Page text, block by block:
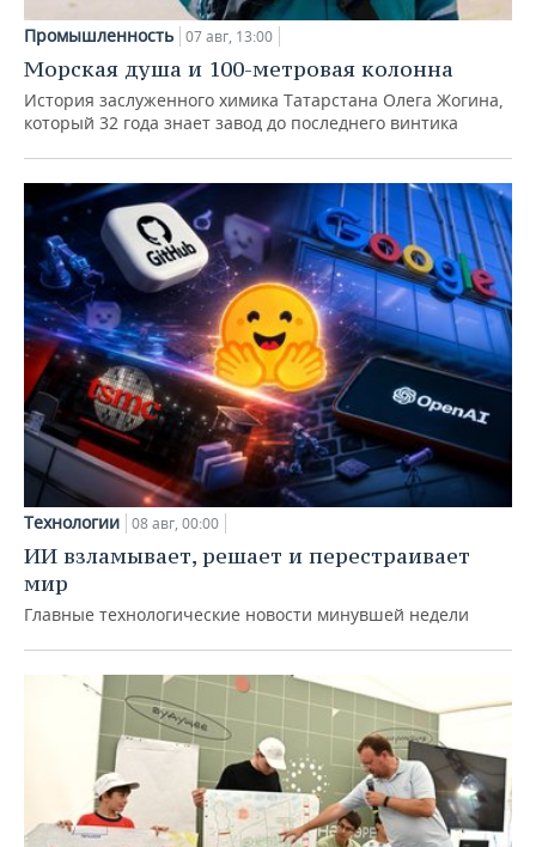
Промышленность 07 авг, 13:00
Морская душа и 100-метровая колонна
История заслуженного химика Татарстана Олега Жогина,
который 32 года знает завод до последнего винтика
Технологии 08 авг, 00:00
ИИ взламывает, решает и перестраивает
мир
Главные технологические новости минувшей недели